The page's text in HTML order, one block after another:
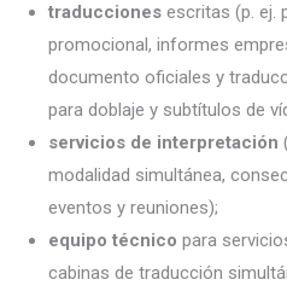
traducciones escritas (p. ej.
promocional, informes
documento oficiales y
para doblaje y subtítulos de
servicios de interpretación
modalidad simultánea,
eventos y reuniones);
equipo técnico para
cabinas de traducción